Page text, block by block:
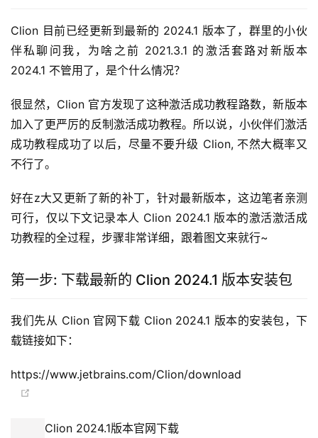
Clion 目前已经更新到最新的 2024.1 版本了，群里的小伙
伴私聊问我，为啥之前 2021.3.1 的激活套路对新版本
2024.1 不管用了，是个什么情况？
很显然，Clion 官方发现了这种激活成功教程路数，新版本
加入了更严厉的反制激活成功教程。所以说，小伙伴们激活
成功教程成功了以后，尽量不要升级 Clion, 不然大概率又
不行了。
好在z大又更新了新的补丁，针对最新版本，这边笔者亲测
可行，仅以下文记录本人 Clion 2024.1 版本的激活激活成
功教程的全过程，步骤非常详细，跟着图文来就行~
第一步: 下载最新的 Clion 2024.1 版本安装包
我们先从 Clion 官网下载 Clion 2024.1 版本的安装包，下
载链接如下：
https://www.jetbrains.com/Clion/download
Clion 2024.1版本官网下载